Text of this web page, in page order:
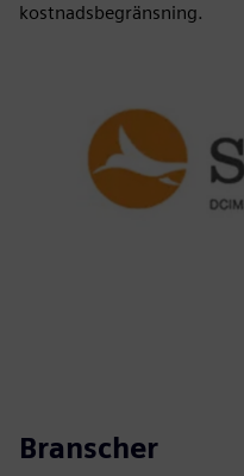
kostnadsbegränsning.
Branscher